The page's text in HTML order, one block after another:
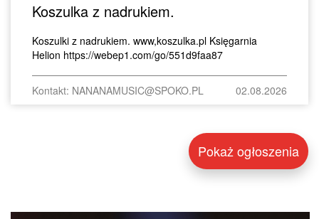
Koszulka z nadrukiem.
Koszulki z nadrukiem. www,koszulka.pl Księgarnia
Helion https://webep1.com/go/551d9faa87
Kontakt: NANANAMUSIC@SPOKO.PL 02.08.2026
Pokaż ogłoszenia